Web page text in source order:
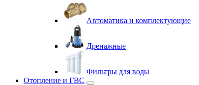
Автоматика и комплектующие
Дренажные
Фильтры для воды
Отопление и ГВС